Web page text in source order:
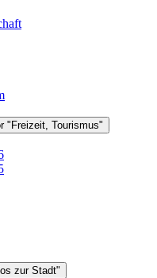
"Freizeit, Tourismus"
zur Stadt"